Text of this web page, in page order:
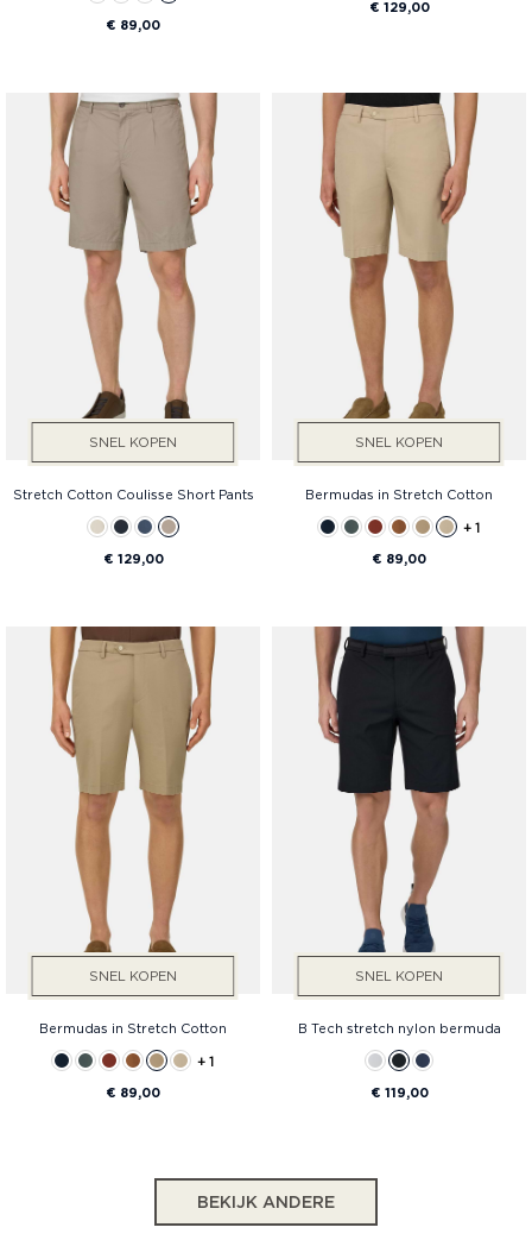
€ 89,00
€ 129,00
SNEL KOPEN
Stretch Cotton Coulisse Short Pants
€ 129,00
SNEL KOPEN
Bermudas in Stretch Cotton
+ 1
€ 89,00
SNEL KOPEN
Bermudas in Stretch Cotton
+ 1
€ 89,00
SNEL KOPEN
B Tech stretch nylon bermuda
€ 119,00
BEKIJK ANDERE